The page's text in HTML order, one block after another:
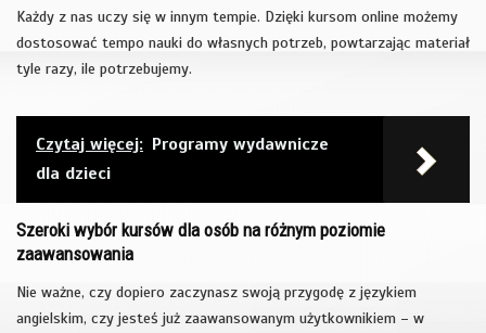
Każdy z nas uczy się w innym tempie. Dzięki kursom online możemy
dostosować tempo nauki do własnych potrzeb, powtarzając materiał
tyle razy, ile potrzebujemy.
Czytaj więcej: Programy wydawnicze
dla dzieci
Szeroki wybór kursów dla osób na różnym poziomie
zaawansowania
Nie ważne, czy dopiero zaczynasz swoją przygodę z językiem
angielskim, czy jesteś już zaawansowanym użytkownikiem – w